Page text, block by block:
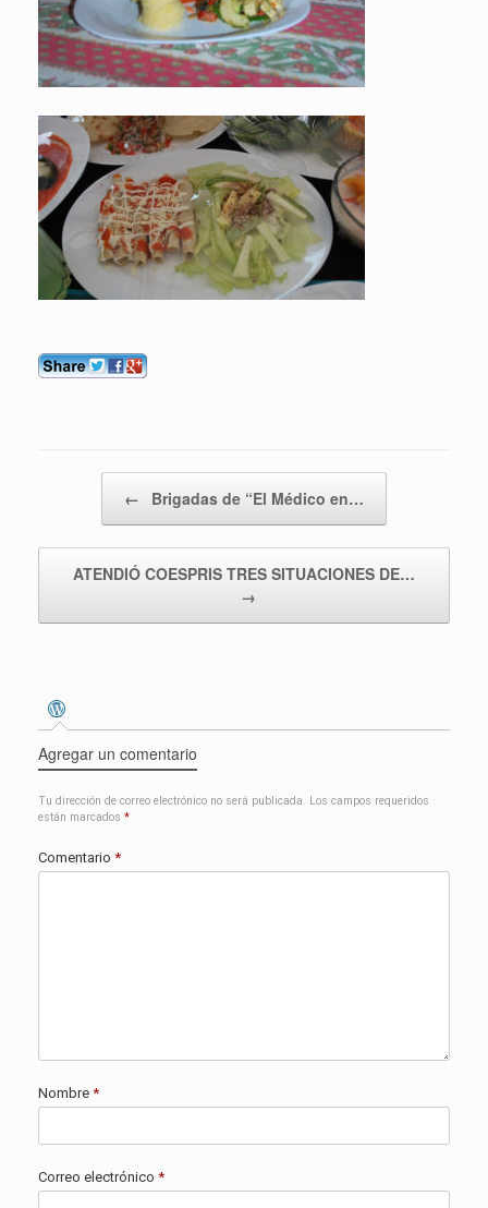
← Brigadas de “El Médico en…
ATENDIÓ COESPRIS TRES SITUACIONES DE…
→
Agregar un comentario
Tu dirección de correo electrónico no será publicada.
Los campos requeridos
están marcados *
Comentario *
Nombre *
Correo electrónico *